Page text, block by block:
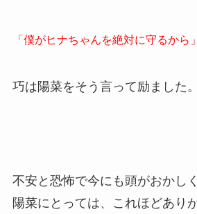
「僕がヒナちゃんを絶対に守るから」
巧は陽菜をそう言って励ました。
不安と恐怖で今にも頭がおかし
陽菜にとっては、これほどあり